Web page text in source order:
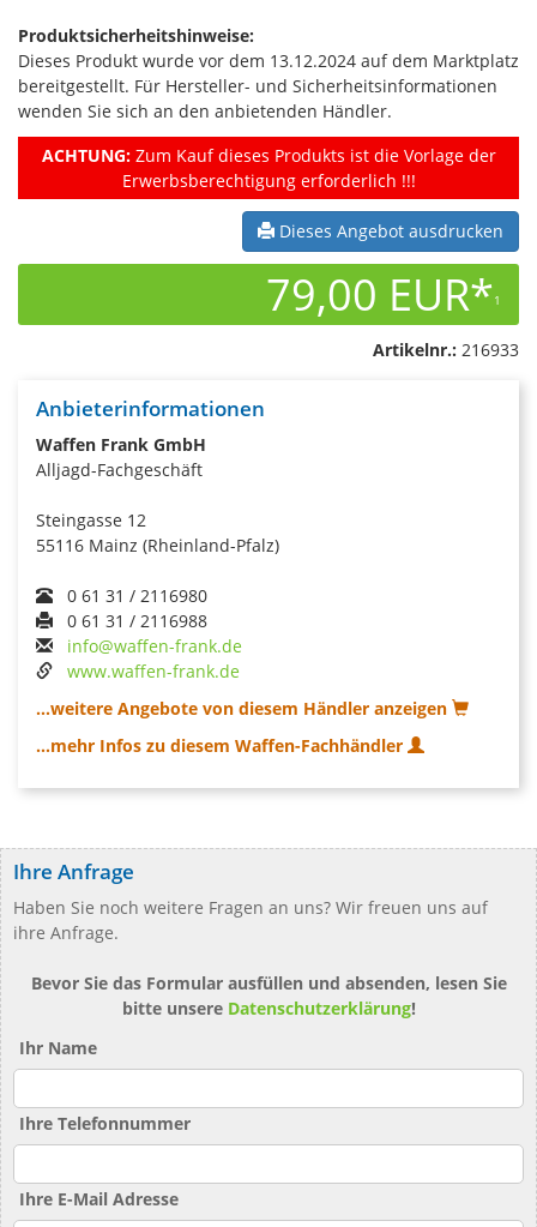
Produktsicherheitshinweise:
Dieses Produkt wurde vor dem 13.12.2024 auf dem Marktplatz
bereitgestellt. Für Hersteller- und Sicherheitsinformationen
wenden Sie sich an den anbietenden Händler.
ACHTUNG:Zum Kauf dieses Produkts ist die Vorlage der
Erwerbsberechtigung erforderlich !!!
Dieses Angebot ausdrucken
79,00 EUR*1
Artikelnr.: 216933
Anbieterinformationen
Waffen Frank GmbH
Alljagd-Fachgeschäft
Steingasse 12
55116 Mainz (Rheinland-Pfalz)
0 61 31 / 2116980
0 61 31 / 2116988
info@waffen-frank.de
www.waffen-frank.de
...weitere Angebote von diesem Händler anzeigen
...mehr Infos zu diesem Waffen-Fachhändler
Ihre Anfrage
Haben Sie noch weitere Fragen an uns? Wir freuen uns auf
ihre Anfrage.
Bevor Sie das Formular ausfüllen und absenden, lesen Sie
bitte unsere Datenschutzerklärung!
Ihr Name
Ihre Telefonnummer
Ihre E-Mail Adresse